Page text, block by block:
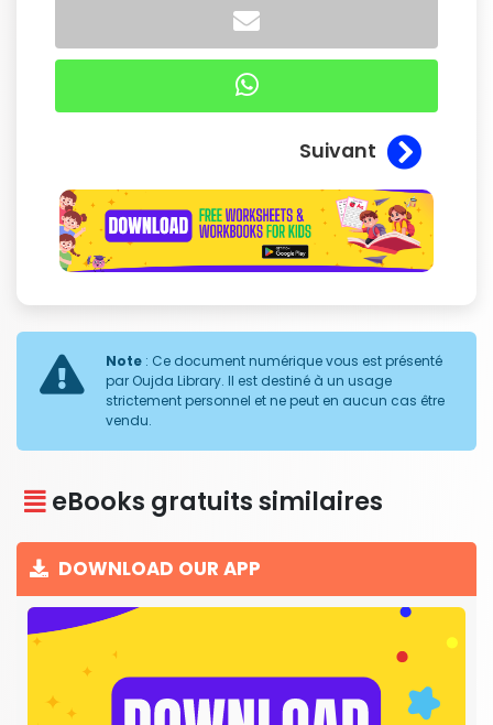
Suivant
Note : Ce document numérique vous est présenté
par Oujda Library. Il est destiné à un usage
strictement personnel et ne peut en aucun cas être
vendu.
eBooks gratuits similaires
DOWNLOAD OUR APP